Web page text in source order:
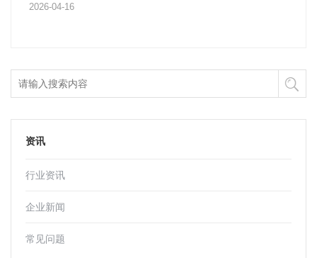
2026-04-16
资讯
行业资讯
企业新闻
常见问题